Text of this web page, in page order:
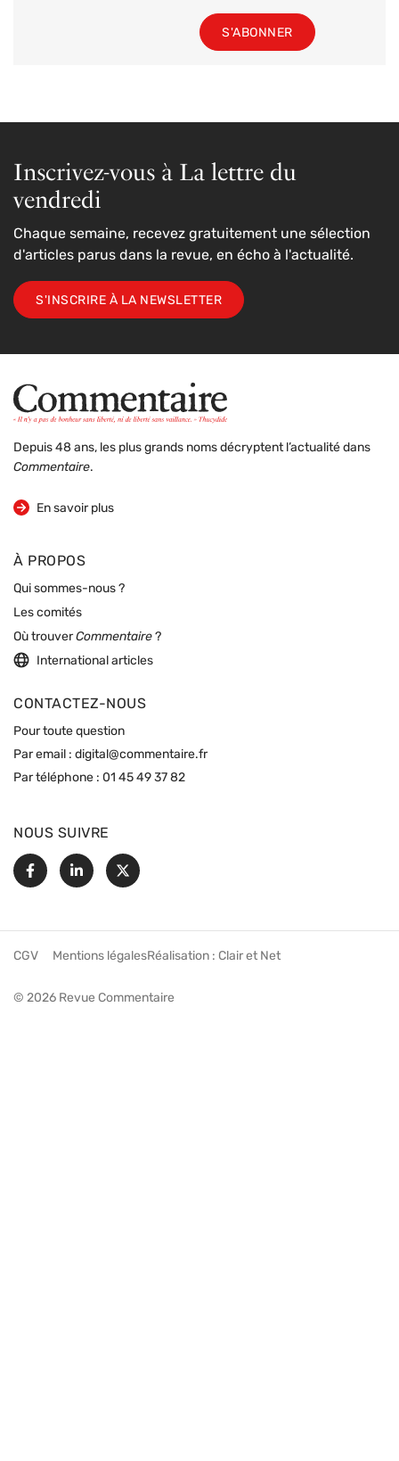
S'ABONNER
Inscrivez-vous à La lettre du
vendredi
Chaque semaine, recevez gratuitement une sélection
d'articles parus dans la revue, en écho à l'actualité.
S'INSCRIRE À LA NEWSLETTER
Depuis 48 ans, les plus grands noms décryptent l’actualité dans
Commentaire.
En savoir plus
sur la revue
À PROPOS
Qui sommes-nous ?
Les comités
Où trouverCommentaire ?
International articles
CONTACTEZ-NOUS
Pour toute question
Par email : digital@commentaire.fr
Par téléphone : 01 45 49 37 82
NOUS SUIVRE
FacebookLinkedin
X
© 2026 Revue Commentaire
CGV Mentions légalesRéalisation : Clair et Net